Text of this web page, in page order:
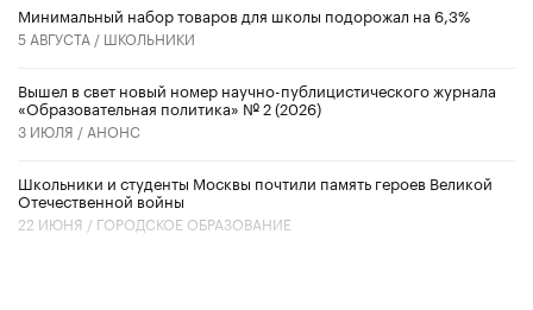
Минимальный набор товаров для школы подорожал на 6,3%
5 АВГУСТА / ШКОЛЬНИКИ
Вышел в свет новый номер научно-публицистического журнала
«Образовательная политика» № 2 (2026)
3 ИЮЛЯ / АНОНС
Школьники и студенты Москвы почтили память героев Великой
Отечественной войны
22 ИЮНЯ / ГОРОДСКОЕ ОБРАЗОВАНИЕ